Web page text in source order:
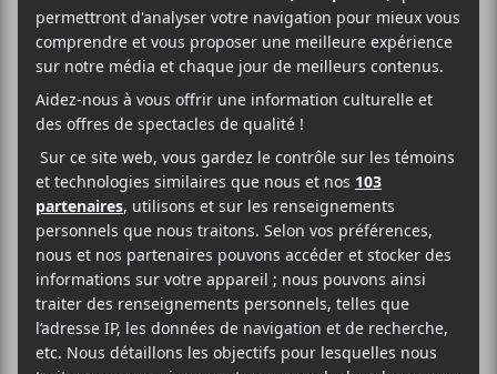
Cet évènement est passé.
Make-Overs + Fuudge
2018-07-11 @ 21:00-23:30 16$
AJOUTER AU CALENDRIER